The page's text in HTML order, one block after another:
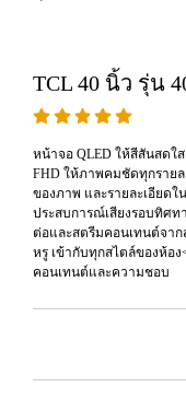
TCL 40 นิ้ว รุ่น
หน้าจอ QLED ให้สีสันสดใ
FHD ให้ภาพคมชัดทุกรายล
ของภาพ และรายละเอียดใ
ประสบการณ์เสียงรอบทิศทา
ต่อและสตรีมคอนเทนต์จาก
หรู เข้ากับทุกสไตล์ของห้อ
คอนเทนต์และความชอบ